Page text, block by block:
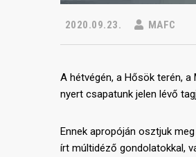
2020.09.23. MAFC
A hétvégén, a Hősök terén,
nyert csapatunk jelen lévő
Ennek apropóján osztjuk
írt múltidéző gondolatokkal,